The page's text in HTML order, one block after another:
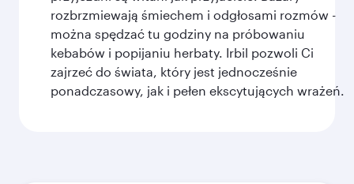
rozbrzmiewają śmiechem i odgłosami rozmów -
można spędzać tu godziny na próbowaniu
kebabów i popijaniu herbaty. Irbil pozwoli Ci
zajrzeć do świata, który jest jednocześnie
ponadczasowy, jak i pełen ekscytujących wrażeń.